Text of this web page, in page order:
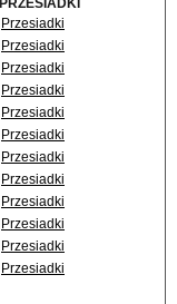
PRZESIADKI
Przesiadki
Przesiadki
Przesiadki
Przesiadki
Przesiadki
Przesiadki
Przesiadki
Przesiadki
Przesiadki
Przesiadki
Przesiadki
Przesiadki